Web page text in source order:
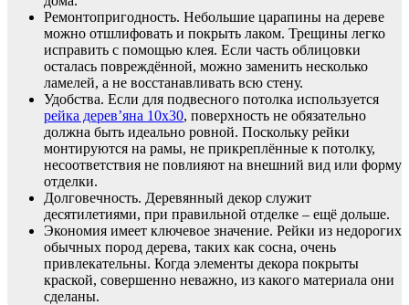
Ремонтопригодность. Небольшие царапины на дереве
можно отшлифовать и покрыть лаком. Трещины легко
исправить с помощью клея. Если часть облицовки
осталась повреждённой, можно заменить несколько
ламелей, а не восстанавливать всю стену.
Удобства. Если для подвесного потолка используется
рейка дерев’яна 10х30, поверхность не обязательно
должна быть идеально ровной. Поскольку рейки
монтируются на рамы, не прикреплённые к потолку,
несоответствия не повлияют на внешний вид или форму
отделки.
Долговечность. Деревянный декор служит
десятилетиями, при правильной отделке – ещё дольше.
Экономия имеет ключевое значение. Рейки из недорогих
обычных пород дерева, таких как сосна, очень
привлекательны. Когда элементы декора покрыты
краской, совершенно неважно, из какого материала они
сделаны.